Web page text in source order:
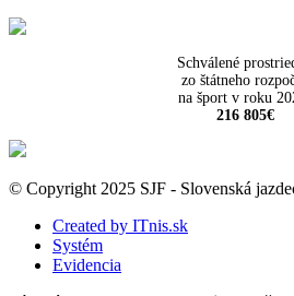
Schválené
zo štátneho
na šport v roku
216 805€
© Copyright 2025 SJF - Slovenská
Created by ITnis.sk
Systém
Evidencia